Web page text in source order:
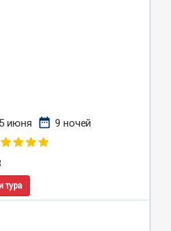
июня date_range 9 ночей
тура